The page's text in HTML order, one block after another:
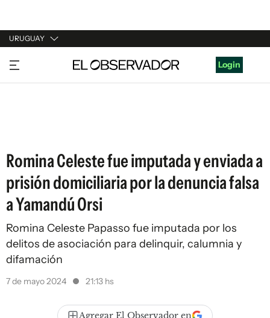
URUGUAY
URUGUAY
ARGENTINA
Login
Romina Celeste fue imputada y enviada a
prisión domiciliaria por la denuncia falsa
a Yamandú Orsi
Romina Celeste Papasso fue imputada por los
delitos de asociación para delinquir, calumnia y
difamación
7 de mayo 2024 21:13 hs
Agregar El Observador en